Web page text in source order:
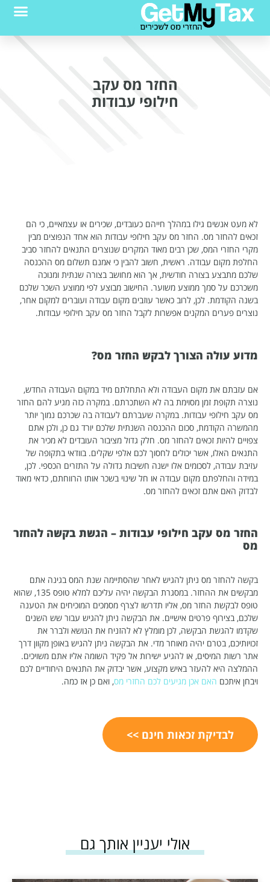
החזר מס עקב
חילופי עבודות
לא מעט אנשים גילו במהלך חייהם כעובדים, שכירים או עצמאיים, כי הם
זכאים להחזר מס. החזר מס עקב חילופי עבודות הוא אחד הנפוצים מבין
מקרי החזרי המס, שכן רבים מאוד המקרים שנוצרים התנאים להחזר סביב
החלפת מקום עבודה. ראשית, חשוב להבין כי אמנם תשלום מס ההכנסה
שלכם מתבצע בצורה חודשית, אך הוא מחושב בצורה שנתית ומנוכה
משכרכם על סמך ממוצע משוער. החישוב מבוצע לפי ממוצע השכר שלכם
בשנה הקודמת. לכן, לרוב כאשר עוזבים מקום עבודה ועוברים למקום אחר,
נוצרים פערים המקנים אפשרות לקבל החזר מס עקב חילופי עבודות.
מדוע עולה הצורך לבקש החזר מס?
אם עזבתם את מקום העבודה ולא התחלתם מיד במקום העבודה החדש,
נוצרה תקופת זמן מסוימת בה לא השתכרתם. במקרה כזה מגיע להם החזר
מס עקב חילופי עבודות. במקרה שעברתם לעבודה בה שכרכם נמוך יותר
מהמשרה הקודמת, סכום ההכנסה השנתית שלכם יורד גם כן, ולכן אתם
צפויים להיות זכאים להחזר מס. חלק גדול מציבור העובדים לא מכיר את
התנאים האלו, אשר יכולים לחסוך לכם אלפי שקלים. בוודאי בתקופה של
עזיבת עבודה, לסכומים אלו ישנה חשיבות גדולה על התזרים הכספי. לכן,
במידה והחלפתם מקום עבודה או חל שינוי בשכר אותו הרווחתם, כדאי מאוד
לבדוק האם אתם זכאים להחזר מס.
החזר מס עקב חילופי עבודות – הגשת בקשה להחזר
מס
בקשה להחזר מס ניתן להגיש לאחר שהסתיימה שנת המס בגינה אתם
מבקשים את ההחזר. במסגרת הבקשה יהיה עליכם למלא טופס 135, שהוא
טופס לבקשת החזר מס, אליו תדרשו לצרף מסמכים המוכיחים את הטענה
שלכם, בצירוף פרטים אישיים. את הבקשה ניתן להגיש עבור שש השנים
שקדמו להגשת הבקשה, לכן מומלץ לא להזניח את הנושא ולברר את
זכויותיכם, בטרם יהיה מאוחר מדי. את הבקשה ניתן להגיש באופן מקוון דרך
אתר רשות המיסים, או להגיע ישירות אל פקיד השומה אליו אתם משויכים.
ההמלצה היא להעזר באיש מקצוע, אשר יבדוק את התנאים היחודיים לכם
ויבחן איתכם האם אכן מגיעים לכם החזרי מס, ואם כן אז כמה.
לבדיקת זכאות חינם >>
אולי יעניין אותך גם